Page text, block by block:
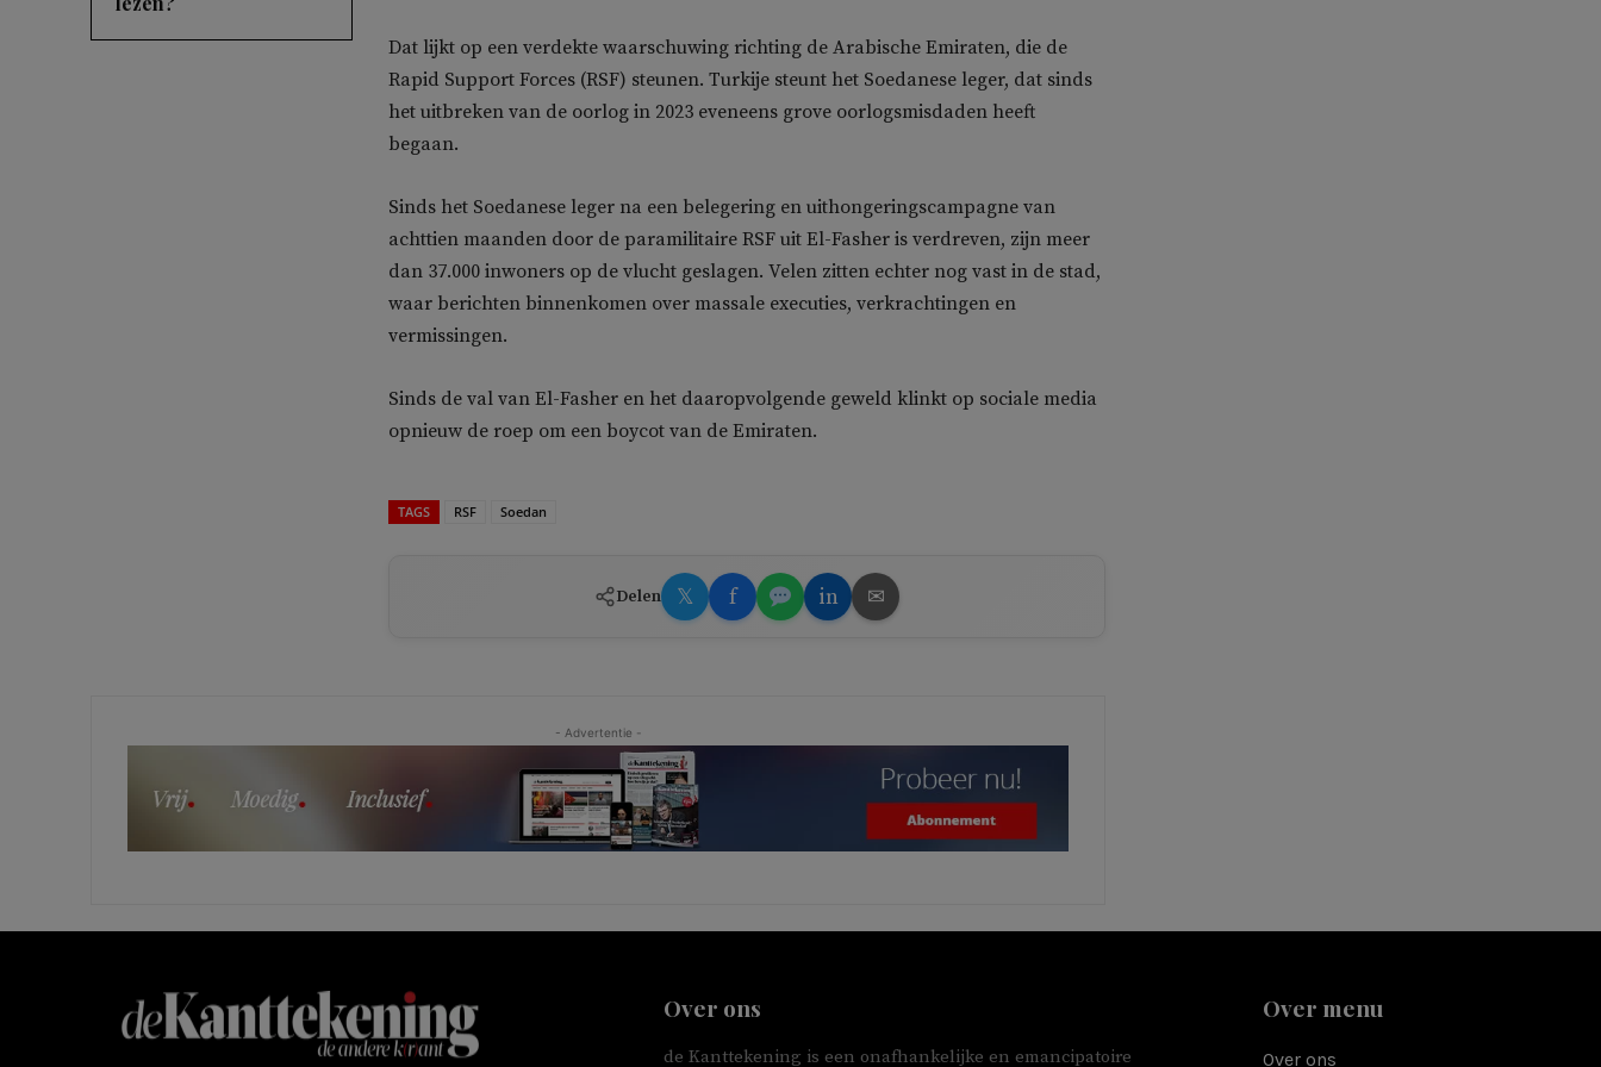
Dat lijkt op een verdekte waarschuwing richting de Arabische Emiraten, die de
Rapid Support Forces (RSF) steunen. Turkije steunt het Soedanese leger, dat sinds
het uitbreken van de oorlog in 2023 eveneens grove oorlogsmisdaden heeft
begaan.
Sinds het Soedanese leger na een belegering en uithongeringscampagne van
achttien maanden door de paramilitaire RSF uit El-Fasher is verdreven, zijn meer
dan 37.000 inwoners op de vlucht geslagen. Velen zitten echter nog vast in de stad,
waar berichten binnenkomen over massale executies, verkrachtingen en
vermissingen.
Sinds de val van El-Fasher en het daaropvolgende geweld klinkt op sociale media
opnieuw de roep om een boycot van de Emiraten.
TAGS RSF Soedan
Delen 𝕏 f in ✉
- Advertentie -
Over ons
de Kanttekening is een onafhankelijke en emancipatoire
Over menu
Over ons